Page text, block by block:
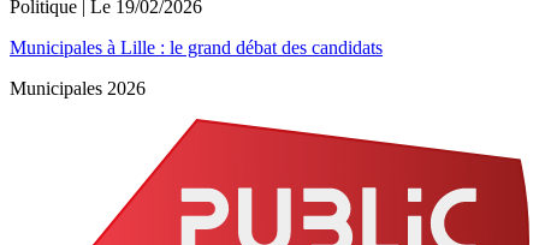
Politique | Le 19/02/2026
Municipales à Lille : le grand débat des candidats
Municipales 2026